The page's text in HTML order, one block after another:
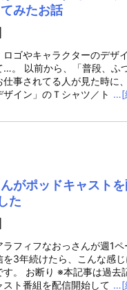
みたお話
ゴやキャラクターのデザ
…。 以前から、「普段、ふ
事されてる人が見た時に
イン」のＴシャツ／ト …[
がポッドキャスト
た
ラフィフなおっさんが週1ペ
を3年続けたら、こんな感
す。 お断り ※本記事は過去
スト番組を配信開始して …[